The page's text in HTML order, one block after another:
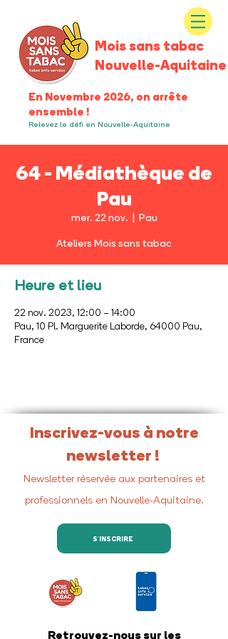
Mois sans tabac
Nouvelle-Aquitaine
En Novembre 2026, on arrête
ensemble !
Relevez le défi en Nouvelle-Aquitaine
64 - Médiathèque de
Pau
mer. 22 nov.
  |
Pau
Ateliers Mois sans tabac
Heure et lieu
22 nov. 2023, 12:00 – 14:00
Pau, 10 Pl. Marguerite Laborde, 64000 Pau,
France
Inscrivez-vous à notre
newsletter !
Newsletter réservée aux partenaires et
professionnels en Nouvelle-Aquitaine.
S'INSCRIRE
Retrouvez-nous sur les